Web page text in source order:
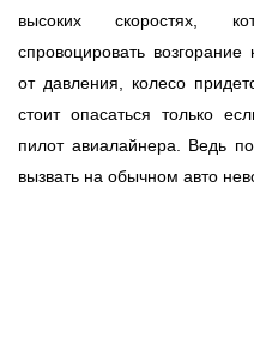
высоких скоростях,
спровоцировать
от давления, колесо
стоит опасаться только
пилот авиалайнера. Ведь
вызвать на обычном авто